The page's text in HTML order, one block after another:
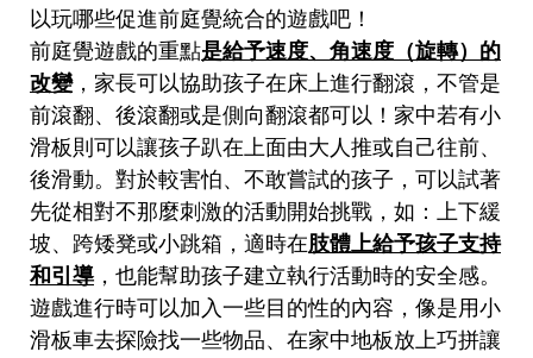
以玩哪些促進前庭覺統合的遊戲吧！
前庭覺遊戲的重點是給予速度、角速度（旋轉）的
改變，家長可以協助孩子在床上進行翻滾，不管是
前滾翻、後滾翻或是側向翻滾都可以！家中若有小
滑板則可以讓孩子趴在上面由大人推或自己往前、
後滑動。對於較害怕、不敢嘗試的孩子，可以試著
先從相對不那麼刺激的活動開始挑戰，如：上下緩
坡、跨矮凳或小跳箱，適時在肢體上給予孩子支持
和引導 ，也能幫助孩子建立執行活動時的安全感。
遊戲進行時可以加入一些目的性的內容，像是用小
滑板車去探險找一些物品、在家中地板放上巧拼讓